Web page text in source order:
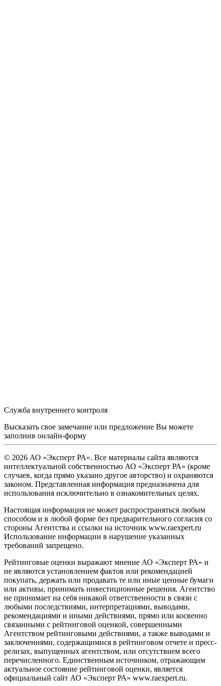
Служба внутреннего контроля
Высказать свое замечание или предложение Вы можете
заполнив онлайн-форму
© 2026 АО «Эксперт РА». Все материалы сайта являются
интеллектуальной собственностью АО «Эксперт РА» (кроме
случаев, когда прямо указано другое авторство) и охраняются
законом. Представленная информация предназначена для
использования исключительно в ознакомительных целях.
Настоящая информация не может распространяться любым
способом и в любой форме без предварительного согласия со
стороны Агентства и ссылки на источник www.raexpert.ru
Использование информации в нарушение указанных
требований запрещено.
Рейтинговые оценки выражают мнение АО «Эксперт РА» и
не являются установлением фактов или рекомендацией
покупать, держать или продавать те или иные ценные бумаги
или активы, принимать инвестиционные решения. Агентство
не принимает на себя никакой ответственности в связи с
любыми последствиями, интерпретациями, выводами,
рекомендациями и иными действиями, прямо или косвенно
связанными с рейтинговой оценкой, совершенными
Агентством рейтинговыми действиями, а также выводами и
заключениями, содержащимися в рейтинговом отчете и пресс-
релизах, выпущенных агентством, или отсутствием всего
перечисленного. Единственным источником, отражающим
актуальное состояние рейтинговой оценки, является
официальный сайт АО «Эксперт РА» www.raexpert.ru.